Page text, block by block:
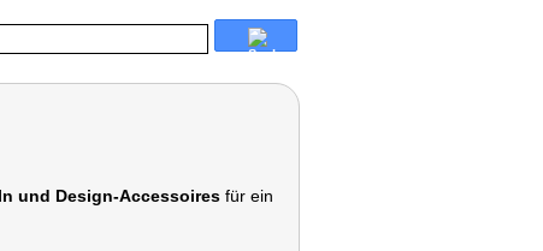
und Design-Accessoires für ein